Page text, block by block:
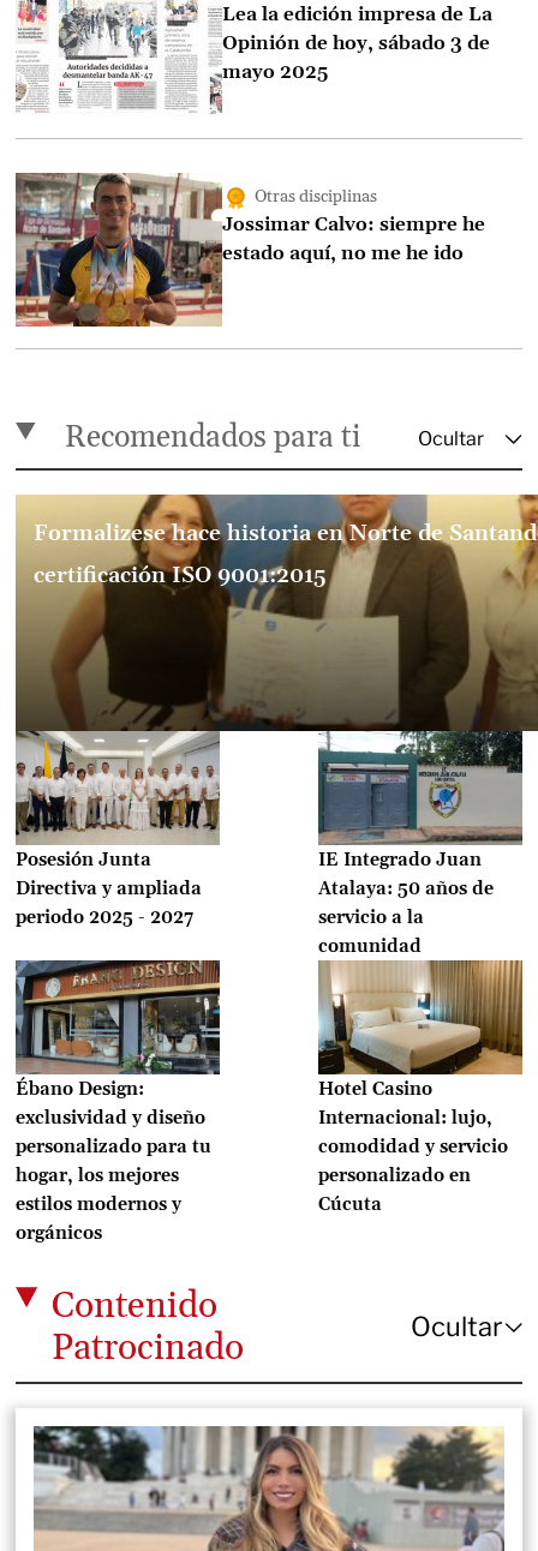
Lea la edición impresa de La
Opinión de hoy, sábado 3 de
mayo 2025
Otras disciplinas
Jossimar Calvo: siempre he
estado aquí, no me he ido
Recomendados para ti
Formalizese hace historia en Norte de
certificación ISO 9001:2015
Posesión Junta
Directiva y ampliada
periodo 2025 - 2027
IE Integrado Juan
Atalaya: 50 años de
servicio a la
comunidad
Ébano Design:
exclusividad y diseño
personalizado para tu
hogar, los mejores
estilos modernos y
orgánicos
Hotel Casino
Internacional: lujo,
comodidad y servicio
personalizado en
Cúcuta
Contenido
Patrocinado